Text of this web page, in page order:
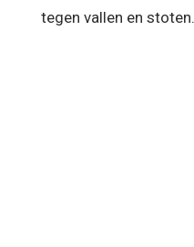
tegen vallen en stoten.